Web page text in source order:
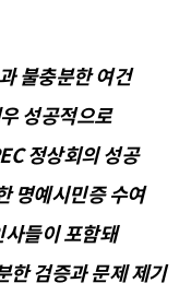
불충분한 여건
성공적으로
정상회의 성공
명예시민증 수여
들이 포함돼
한 검증과 문제 제기